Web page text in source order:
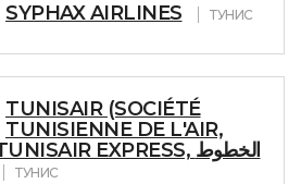
SYPHAX AIRLINES ТУНИС
TUNISAIR (SOCIÉTÉ
TUNISIENNE DE L'AIR,
ТУНИС